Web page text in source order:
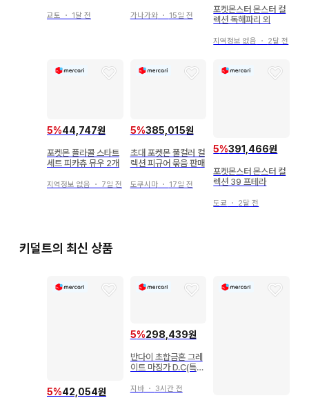
세트
교토 ・ 1달 전 가나가와・ 15일 전
포켓몬스터 몬스터 컬
렉션 독해파리 외
지역정보 없음 ・ 2달 전
5%44,747원
포켓몬 플라콜 스타트
세트 피카츄 뮤우 2개
지역정보 없음 ・ 7일 전
5%385,015원
초대 포켓몬 풀컬러 컬
렉션 피규어 묶음 판매
도쿠시마・ 17일 전
5%391,466원
포켓몬스터 몬스터 컬
렉션 39 프테라
도쿄 ・ 2달 전
키덜트의 최신 상품
5%42,054원
5%298,439원
반다이 초합금혼 그레
이트 마징가 D.C(특전
지바・ 3시간 전